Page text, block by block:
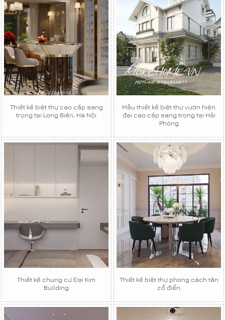
Thiết kế biệt thự cao cấp sang
trọng tại Long Biên, Hà Nội
Mẫu thiết kế biệt thự vườn hiện
đại cao cấp sang trọng tại Hải
Phòng
Thiết kế chung cư Đại Kim
Building
Thiết kế biệt thự phong cách tân
cổ điển